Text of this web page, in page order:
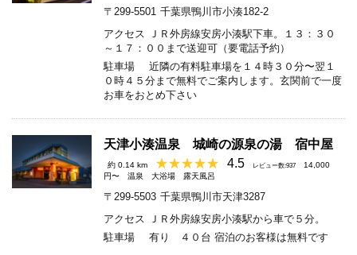
〒299-5501 千葉県鴨川市小湊182-2
アクセス
ＪＲ外房線安房小湊駅下車。１３：３０
～１７：００まで送迎可（要電話予約）
駐車場
近隣の有料駐車場を１４時３０分〜翌１
０時４５分まで無料でご案内します。玄関前で一度
お車をおとめ下さい
天津小湊温泉 城崎の源泉の湯 宿中屋
約 0.14 km 4.5 レビュー数:937
14,000
円〜
温泉 大浴場 露天風呂
〒299-5503 千葉県鴨川市天津3287
アクセス
ＪＲ外房線安房小湊駅から車で５分。
駐車場
有り ４０台 宿泊のお客様は無料です